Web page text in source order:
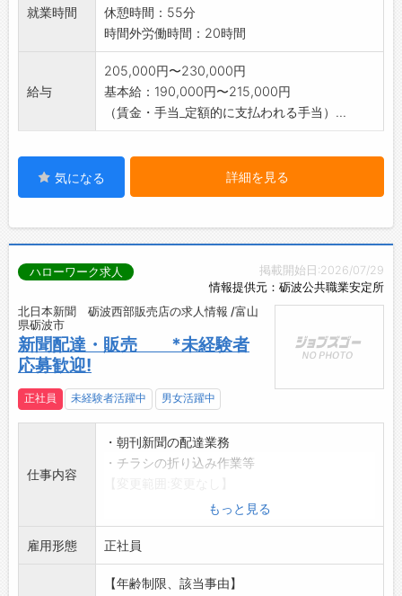
就業時間
休憩時間：55分
時間外労働時間：20時間
給与
205,000円〜230,000円
基本給：190,000円〜215,000円
（賃金・手当_定額的に支払われる手当）...
気になる 詳細を見る
掲載開始日:2026/07/29
情報提供元：砺波公共職業安定所
ハローワーク求人
北日本新聞 砺波西部販売店の求人情報 /富山
県砺波市
新聞配達・販売 *未経験者
応募歓迎!
正社員 未経験者活躍中 男女活躍中
仕事内容
・朝刊新聞の配達業務
・チラシの折り込み作業等
もっと見る
雇用形態 正社員
【年齢制限、該当事由】